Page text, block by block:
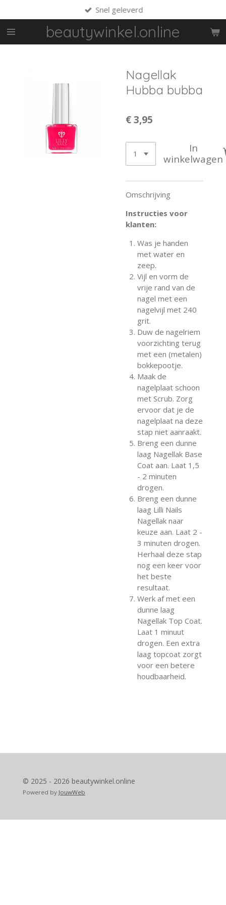
direct
naar
de
beautywinkel.online
Snel geleverd
Nagellak
Hubba bubba
€ 3,95
In
winkelwagen
Omschrijving
Instructies voor
klanten:
Was je handen
met water en
zeep.
Vijl en vorm de
vrije rand van de
nagel met een
nagelvijl met 240
grit.
Duw de nagelriem
voorzichting terug
met een (metalen)
bokkepootje.
Maak de
nagelplaat schoon
met Scrub. Zorg
ervoor dat je de
nagelplaat na deze
stap niet aanraakt.
Breng een dunne
laag Nagellak Base
Coat aan. Laat 1,5
- 2 minuten
drogen.
Breng een dunne
laag Lilli Nails
Nagellak naar
keuze aan. Laat 2 -
3 minuten drogen.
Herhaal deze stap
nog een keer voor
het beste
resultaat.
Werk af met een
dunne laag
Nagellak Top Coat.
Laat 1 minuut
drogen. Een extra
laag topcoat zorgt
voor een betere
houdbaarheid.
© 2025 - 2026 beautywinkel.online
Powered by JouwWeb